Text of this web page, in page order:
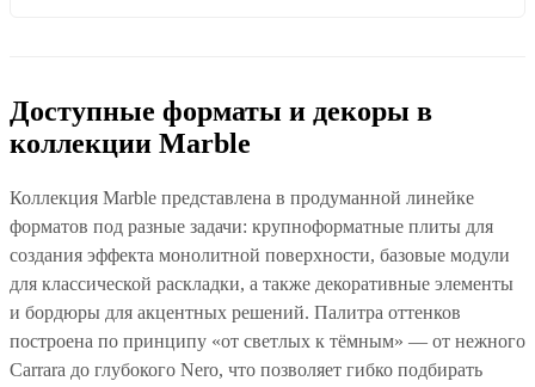
Доступные форматы и декоры в
коллекции Marble
Коллекция Marble представлена в продуманной линейке
форматов под разные задачи: крупноформатные плиты для
создания эффекта монолитной поверхности, базовые модули
для классической раскладки, а также декоративные элементы
и бордюры для акцентных решений. Палитра оттенков
построена по принципу «от светлых к тёмным» — от нежного
Carrara до глубокого Nero, что позволяет гибко подбирать